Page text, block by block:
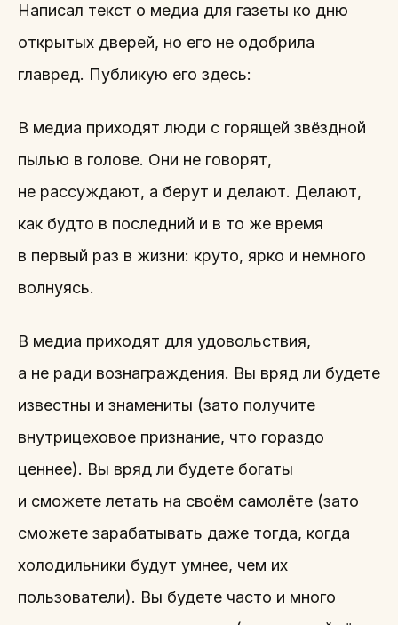
Написал текст о медиа для газеты ко дню
открытых дверей, но его не одобрила
главред. Публикую его здесь:
В медиа приходят люди с горящей звёздной
пылью в голове. Они не говорят,
не рассуждают, а берут и делают. Делают,
как будто в последний и в то же время
в первый раз в жизни: круто, ярко и немного
волнуясь.
В медиа приходят для удовольствия,
а не ради вознаграждения. Вы вряд ли будете
известны и знамениты (зато получите
внутрицеховое признание, что гораздо
ценнее). Вы вряд ли будете богаты
и сможете летать на своём самолёте (зато
сможете зарабатывать даже тогда, когда
холодильники будут умнее, чем их
пользователи). Вы будете часто и много